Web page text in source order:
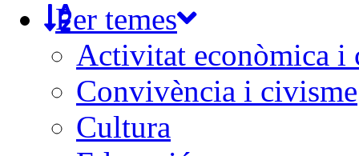
Per temes
Activitat econòmica i
Convivència i civisme
Cultura